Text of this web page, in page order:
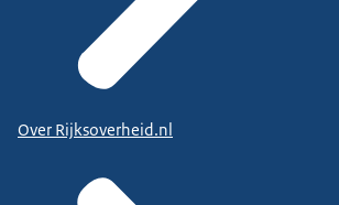
Over Rijksoverheid.nl